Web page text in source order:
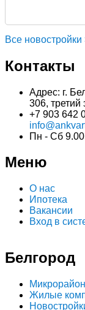
Все новостройки
Контакты
Адрес: г.
306,
+7 903 642
Пн - Сб
Меню
О нас
Ипотека
Вакансии
Вход в
Белгород
Жилые